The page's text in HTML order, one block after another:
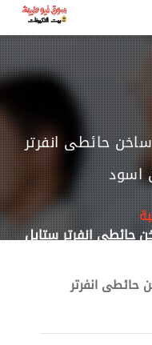
بارد ساخن حائطى انفرتر
اسود
ساخن حائطى انفرتر ستايل
ساخن حائطى انفرتر